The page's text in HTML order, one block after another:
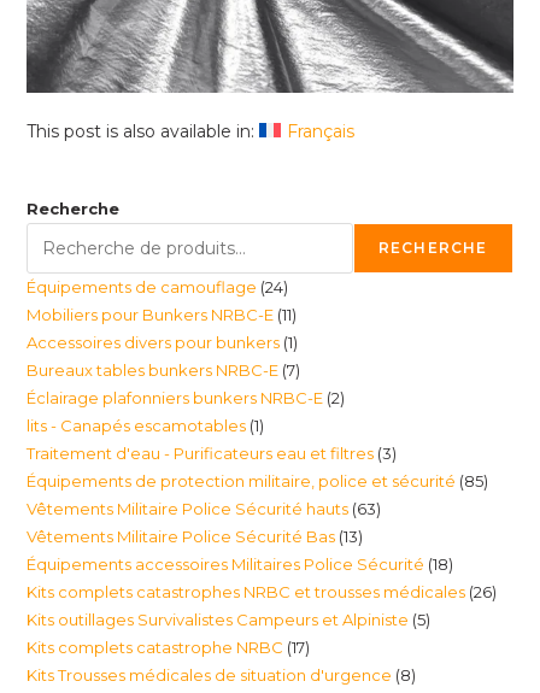
This post is also available in: Français
Recherche
RECHERCHE
Équipements de camouflage 2424
produits
Mobiliers pour Bunkers NRBC-E 1111
produits
Accessoires divers pour bunkers 11
produit
Bureaux tables bunkers NRBC-E 77
produits
Éclairage plafonniers bunkers NRBC-E 22
lits - Canapés escamotables 11
produit
Traitement d'eau - Purificateurs eau et filtres 33
produits
Équipements de protection militaire, police et sécurité 8585
Vêtements Militaire Police Sécurité hauts 6363
Vêtements Militaire Police Sécurité Bas 1313
produits
Équipements accessoires Militaires Police Sécurité 1818
produits
Kits complets catastrophes NRBC et trousses médicales 2626
Kits outillages Survivalistes Campeurs et Alpiniste 55
Kits complets catastrophe NRBC 1717
produits
Kits Trousses médicales de situation d'urgence 88